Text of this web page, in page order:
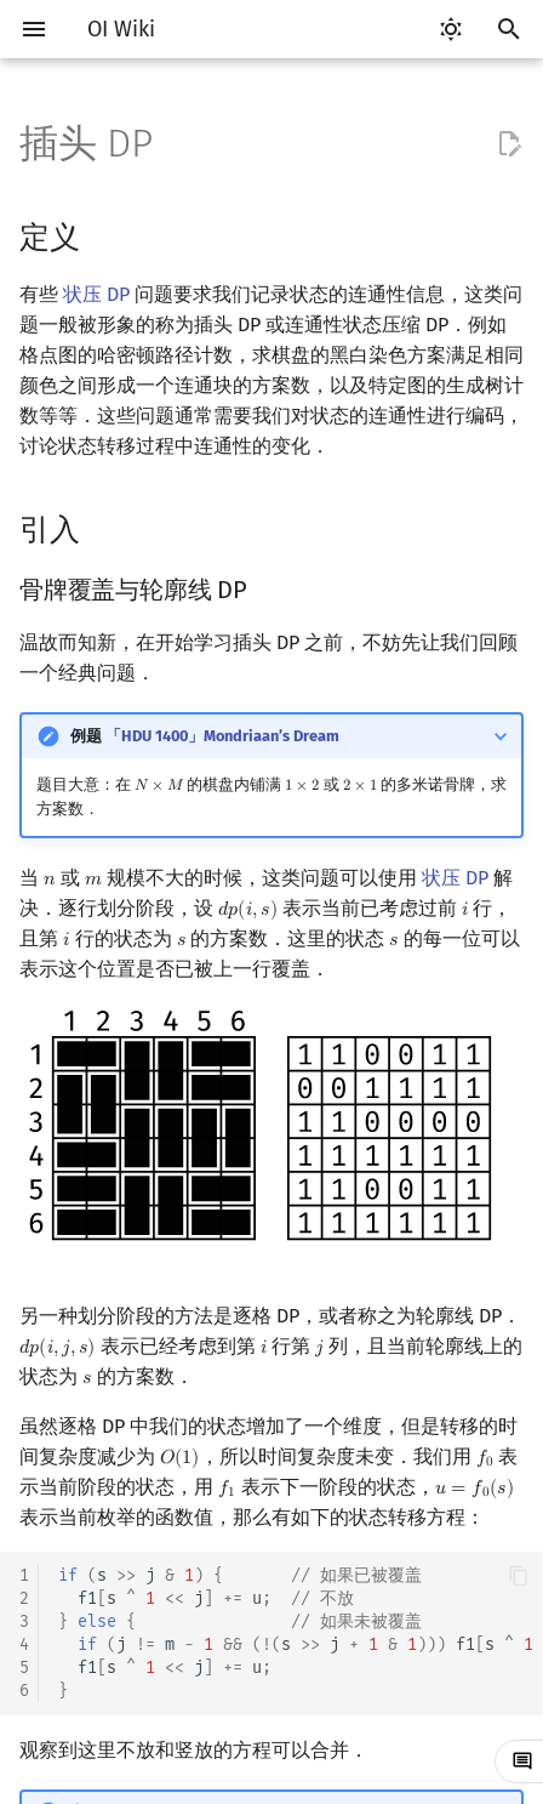
OI Wiki
入
以
始
搜
索
Getting Started
关于本项目
如何参与
OI Wiki 不是什么
格式手册
数学符号表
F.A.Q.
镜像站列表
致谢
比赛相关简介
赛事
题型
学习路线
学习资源
技巧
常见错误
常见技巧
出题
工具软件简介
代码编辑工具
VS Code
Atom
Eclipse
CLion
Sublime Text
CP Editor
评测工具 Cena
CCR Plus
Lemon
命令行
命令行编译与调试
编译器
WSL (Windows 10)
Special Judge
Testlib
Generator
Validator
Interactor
LaTeX 入门
Git
语言基础简介
C++ 基础
变量
运算
流程控制语句
C++ 标准库 STL 算法
bitset
string
C++ 进阶
值类别
重载运算符
引用
pb_ds
C++ 与其他常用语言的区别
Pascal 转 C++ 急救
Python 速成
Java 速成
Java 进阶
算法基础简介
复杂度
枚举
模拟
递归 & 分治
贪心
排序
冒泡排序
插入排序
计数排序
堆排序
Tim 排序
排序相关 STL
前缀和 & 差分
二分
搜索部分简介
DFS（搜索）
BFS（搜索）
双向搜索
启发式搜索
A*
迭代加深搜索
IDA*
回溯法
优化
定义
引入
骨牌覆盖与轮廓线 DP
术语
路径模型
多条回路
例题
习题
一条回路
手写哈希
状态转移
习题
状态转移
习题
染色模型
White
状态编码
手写哈希
方案构造
习题
图论模型
实战篇
例题
DP 优化简介
单调队列/单调栈优化
斜率优化
四边形不等式优化
Slope Trick 优化
WQS 二分
状态设计优化
字符串部分简介
字符串基础
标准库
字符串匹配
字符串哈希
字典树 (Trie)
前缀函数与 KMP 算法
Boyer–Moore 算法
Z 函数（扩展 KMP）
后缀自动机 (SAM)
后缀平衡树
广义后缀自动机
Manacher
回文树
序列自动机
最小表示法
Main–Lorentz 算法
数学部分简介
布尔代数
数字系统 平衡三进制
格雷码
位操作
二进制集合操作
高精度计算
快速幂
置换和排列
弧度制与坐标系
素数
最大公约数
欧拉函数
费马小定理 & 欧拉定理
升幂引理
阶乘取模
同余方程
二次剩余
阶 & 原根
离散对数
数论分块
狄利克雷卷积
莫比乌斯反演
杜教筛
Powerful Number 筛
Min_25 筛
多项式与生成函数
快速傅里叶变换
快速数论变换
快速沃尔什变换
多项式初等函数
Lagrange 反演
形式幂级数复合|复合逆
指数生成函数
组合数学
容斥原理
斐波那契数列
错位排列
伯努利数
范德蒙德卷积
Pólya 计数
线性代数
内积和外积
矩阵
初等变换
线性映射
抽象代数
环论
域论
Schreier–Sims 算法
概率论
随机变量
随机变量的数字特征
概率不等式
博弈论
零和游戏
非公平组合游戏
数值算法
高斯消元
牛顿迭代法
杨氏矩阵
拟阵
Berlekamp–Massey 算法
数据结构部分简介
栈
队列
链表
哈希表
并查集
堆
配对堆
左偏树
块状数据结构
块状链表
树分块
Sqrt Tree
单调栈
树状数组
线段树
李超线段树
猫树
区间最值操作 & 区间历史
值
划分树
Splay 树
WBLT
替罪羊树
红黑树
跳表
可持久化数据结构
可持久化块状数组
可持久化平衡树
可持久化字典树
树套树
线段树套平衡树
树状数组套权值线段树
分块套树状数组
K-D Tree
Euler Tour Tree
Top Tree
析合树
PQ 树
手指树
霍夫曼树
图论部分简介
图论相关概念
图的存储
DFS（图论）
BFS（图论）
树上问题
树的中心
树的重心
最近公共祖先
树分治
树上随机游走
有向无环图
拓扑排序
最短路问题
k 短路
同余最短路
最小直径生成树
拆点
连通性相关
割点和桥
圆方树
点/边连通度
环计数问题
2-SAT
欧拉图
哈密顿图
二分图
弦图
图的着色
网络流
最小割
费用流
上下界网络流
图的匹配
二分图最大权匹配
一般图最大匹配
一般图最大权匹配
Prüfer 序列
矩阵树定理
LGV 引理
计算几何部分简介
二维计算几何基础
三维计算几何基础
距离
Pick 定理
三角剖分
凸包
扫描线
旋转卡壳
随机增量法
反演变换
计算几何杂项
杂项简介
离散化
双指针
离线算法
整体二分
莫队算法
分数规划
随机化
爬山算法
模拟退火
悬线法
有限状态自动机
计算理论基础
表达式求值
在一台机器上规划任务
主元素问题
15-puzzle
Kahan 求和
珂朵莉树/颜色段均摊
空间优化简介
RMQ
并查集应用
括号序列
线段树与离线询问
插头 DP
定义
有些 状压 DP 问题要求我们记录状态的连通性信息，这类问
题一般被形象的称为插头 DP 或连通性状态压缩 DP．例如
格点图的哈密顿路径计数，求棋盘的黑白染色方案满足相同
颜色之间形成一个连通块的方案数，以及特定图的生成树计
数等等．这些问题通常需要我们对状态的连通性进行编码，
讨论状态转移过程中连通性的变化．
引入
骨牌覆盖与轮廓线 DP
温故而知新，在开始学习插头 DP 之前，不妨先让我们回顾
一个经典问题．
例题 「HDU 1400」Mondriaan’s Dream
题目大意：在 𝑁 × 𝑀
N× M 的棋盘内铺满 1 × 2
1×2 或 2 × 1
2×1
的多米诺骨牌，求
方案数．
当 𝑛
n 或 𝑚
m规模不大的时候，这类问题可以使用 状压 DP解
决．逐行划分阶段，设 𝑑𝑝(𝑖,𝑠)
dp(i, s) 表示当前已考虑过前 𝑖
i 行，
且第 𝑖
i 行的状态为 𝑠
s 的方案数．这里的状态 𝑠
s 的每一位可以
表示这个位置是否已被上一行覆盖．
另一种划分阶段的方法是逐格 DP，或者称之为轮廓线 DP．
𝑑𝑝(𝑖,𝑗,𝑠)
dp(i,j,s ) 表示已经考虑到第 𝑖
i 行第 𝑗
j列，且当前轮廓线上的
状态为 𝑠
s 的方案数．
虽然逐格 DP 中我们的状态增加了一个维度，但是转移的时
间复杂度减少为 𝑂(1)
O(1) ，所以时间复杂度未变．我们用 𝑓0
f0 表
示当前阶段的状态，用 𝑓1
f1 表示下一阶段的状态， 𝑢 = 𝑓0(𝑠)
u=f0 (s)
表示当前枚举的函数值，那么有如下的状态转移方程：
1
2
3
4
5
6
if (s >> j & 1) {
// 如果已被覆盖
f1 s ^ 1 << j += u ;
// 不放
} else {
// 如果未被覆盖
if ( j != m - 1 && ( ! (s >> j + 1 & 1))) f1 s ^ 1
f1 s ^ 1 << j += u ;
}
观察到这里不放和竖放的方程可以合并．